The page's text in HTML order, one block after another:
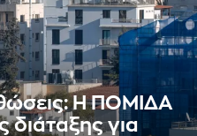
Η ΠΟΜΙΔΑ
διάταξης για